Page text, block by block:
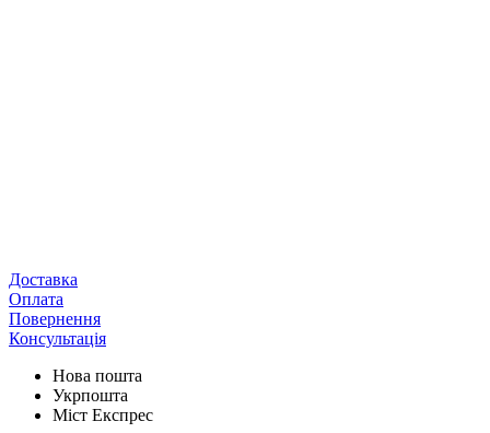
Доставка
Оплата
Повернення
Консультація
Нова пошта
Укрпошта
Міст Експрес